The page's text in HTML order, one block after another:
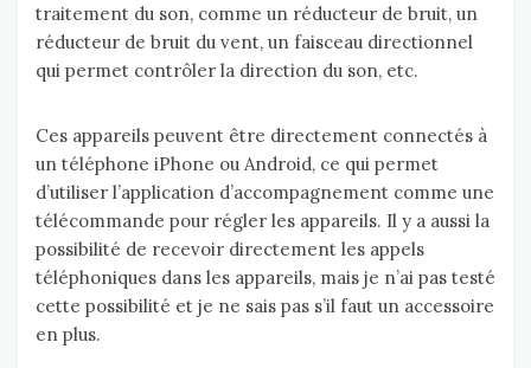
traitement du son, comme un réducteur de bruit, un
réducteur de bruit du vent, un faisceau directionnel
qui permet contrôler la direction du son, etc.
Ces appareils peuvent être directement connectés à
un téléphone iPhone ou Android, ce qui permet
d’utiliser l’application d’accompagnement comme une
télécommande pour régler les appareils. Il y a aussi la
possibilité de recevoir directement les appels
téléphoniques dans les appareils, mais je n’ai pas testé
cette possibilité et je ne sais pas s’il faut un accessoire
en plus.